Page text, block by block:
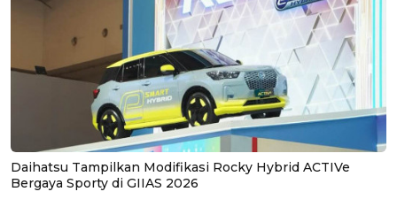
Daihatsu Tampilkan Modifikasi Rocky Hybrid ACTIVe
Bergaya Sporty di GIIAS 2026